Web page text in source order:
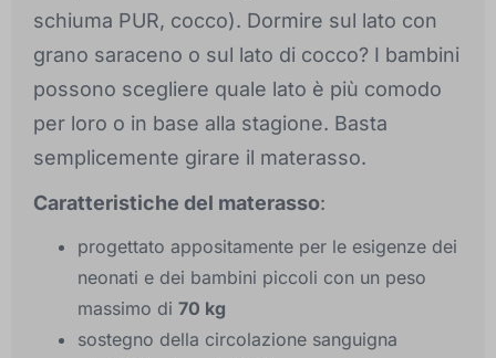
schiuma PUR, cocco). Dormire sul lato con
grano saraceno o sul lato di cocco? I bambini
possono scegliere quale lato è più comodo
per loro o in base alla stagione. Basta
semplicemente girare il materasso.
Caratteristiche del materasso:
progettato appositamente per le esigenze dei
neonati e dei bambini piccoli con un peso
massimo di 70 kg
sostegno della circolazione sanguigna